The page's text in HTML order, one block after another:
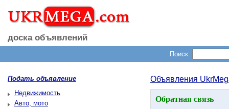
доска объявлений
Поиск:
Подать объявление
Недвижимость
Авто, мото
Объявления
Обратная связь